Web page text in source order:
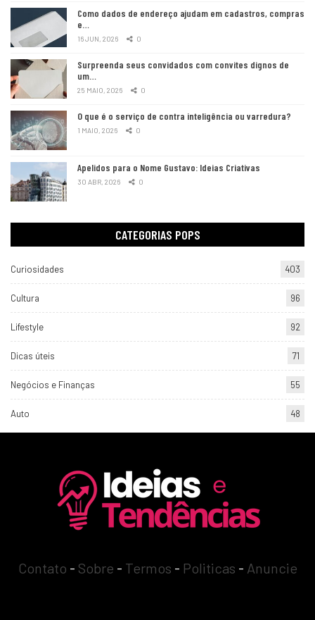
Como dados de endereço ajudam em cadastros, compras
e…
16 JUN, 2026 0
Surpreenda seus convidados com convites dignos de
um…
25 MAIO, 2026 0
O que é o serviço de contra inteligência ou varredura?
1 MAIO, 2026 0
Apelidos para o Nome Gustavo: Ideias Criativas
30 ABR, 2026 0
CATEGORIAS POPS
Curiosidades 403
Cultura 96
Lifestyle 92
Dicas úteis 71
Negócios e Finanças 55
Auto 48
Contato - Sobre - Termos - Politicas - Anuncie